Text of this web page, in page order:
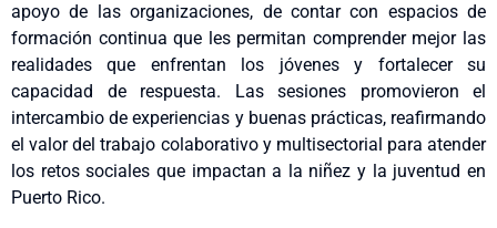
apoyo de las organizaciones, de contar con espacios de
formación continua que les permitan comprender mejor las
realidades que enfrentan los jóvenes y fortalecer su
capacidad de respuesta. Las sesiones promovieron el
intercambio de experiencias y buenas prácticas, reafirmando
el valor del trabajo colaborativo y multisectorial para atender
los retos sociales que impactan a la niñez y la juventud en
Puerto Rico.